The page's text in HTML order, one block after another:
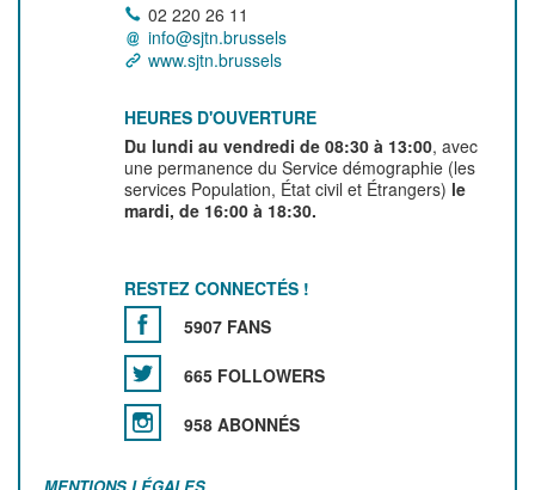
02 220 26 11
info@sjtn.brussels
www.sjtn.brussels
HEURES D'OUVERTURE
Du lundi au vendredi de 08:30 à 13:00, avec
une permanence du Service démographie (les
services Population, État civil et Étrangers) le
mardi, de 16:00 à 18:30.
RESTEZ CONNECTÉS !
5907 FANS
665 FOLLOWERS
958 ABONNÉS
MENTIONS LÉGALES